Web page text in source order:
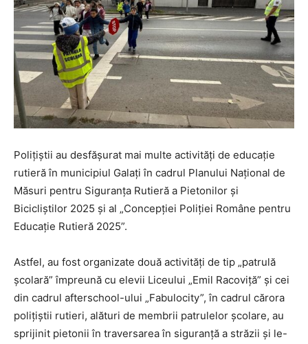
Polițiștii au desfășurat mai multe activități de educație
rutieră în municipiul Galați în cadrul Planului Național de
Măsuri pentru Siguranța Rutieră a Pietonilor și
Bicicliștilor 2025 și al „Concepției Poliției Române pentru
Educație Rutieră 2025”.
Astfel, au fost organizate două activități de tip „patrulă
școlară” împreună cu elevii Liceului „Emil Racoviță” și cei
din cadrul afterschool-ului „Fabulocity”, în cadrul cărora
polițiștii rutieri, alături de membrii patrulelor școlare, au
sprijinit pietonii în traversarea în siguranță a străzii și le-